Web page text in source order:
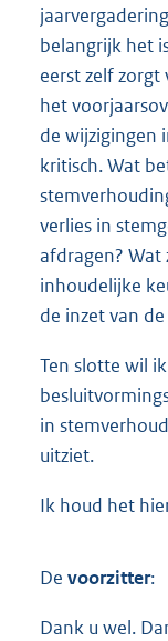
belangrijk het
eerst zelf
het
de wijzigingen
kritisch. Wat
verlies in
afdragen?
inhoudelijke
de inzet van
Ten slotte wil
in
uitziet.
Ik houd het
De voorzitter:
Dank u wel.